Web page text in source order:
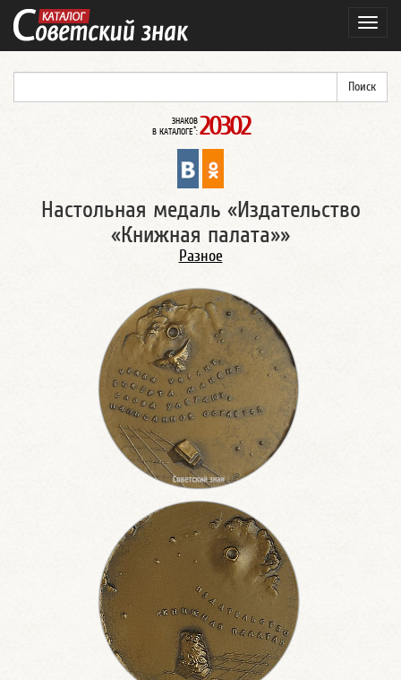
ЗНАКОВ
В КАТАЛОГЕ*: 20302
Настольная медаль «Издательство
«Книжная палата»»
Разное